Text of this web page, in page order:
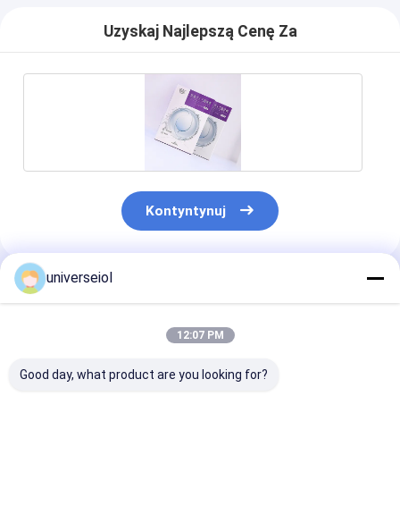
Uzyskaj Najlepszą Cenę Za
Kontyntynuj
Polecane Produkty
universeiol
12:07 PM
Good day, what product are you looking for?